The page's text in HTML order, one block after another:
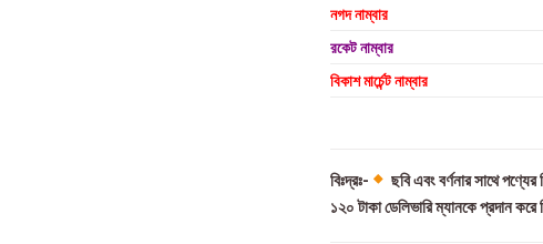
নগদ নাম্বার
রকেট নাম্বার
বিকাশ মার্চেন্ট নাম্বার
বিঃদ্রঃ-
ছবি এবং বর্ণনার সাথে
১২০ টাকা ডেলিভারি ম্যানকে প্রদান করে